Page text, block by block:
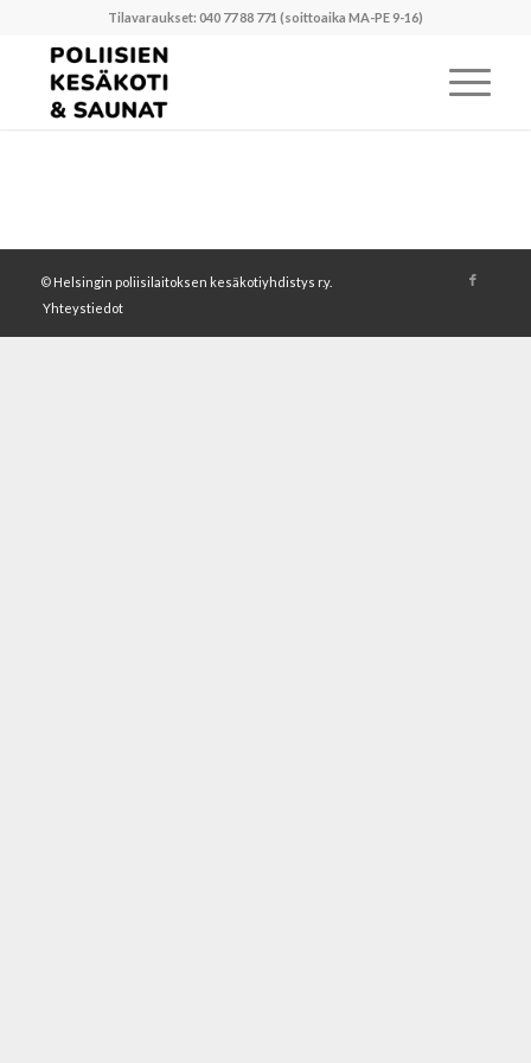
Tilavaraukset: 040 77 88 771 (soittoaika MA-PE 9-16)
© Helsingin poliisilaitoksen kesäkotiyhdistys r.y.
Yhteystiedot